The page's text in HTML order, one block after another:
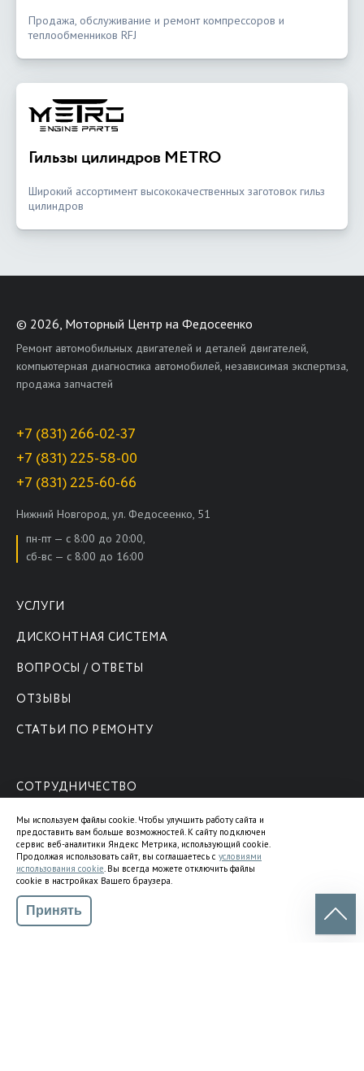
Продажа, обслуживание и ремонт компрессоров и
теплообменников RFJ
Гильзы цилиндров METRO
Широкий ассортимент высококачественных заготовок гильз
цилиндров
© 2026, Моторный Центр на Федосеенко
Ремонт автомобильных двигателей и деталей двигателей,
компьютерная диагностика автомобилей, независимая экспертиза,
продажа запчастей
+7 (831) 266-02-37
+7 (831) 225-58-00
+7 (831) 225-60-66
Нижний Новгород, ул. Федосеенко, 51
пн-пт — с 8:00 до 20:00,
сб-вс — с 8:00 до 16:00
УСЛУГИ
ДИСКОНТНАЯ СИСТЕМА
ВОПРОСЫ / ОТВЕТЫ
ОТЗЫВЫ
СТАТЬИ ПО РЕМОНТУ
СОТРУДНИЧЕСТВО
ГАРАНТИЯ
О КОМПАНИИ
ВАКАНСИИ
НОВОСТИ
Мы используем файлы cookie. Чтобы улучшить работу сайта и
предоставить вам больше возможностей. К сайту подключен
сервис веб-аналитики Яндекс Метрика, использующий cookie.
Продолжая использовать сайт, вы соглашаетесь с условиями
использования cookie. Вы всегда можете отключить файлы
cookie в настройках Вашего браузера.
Принять